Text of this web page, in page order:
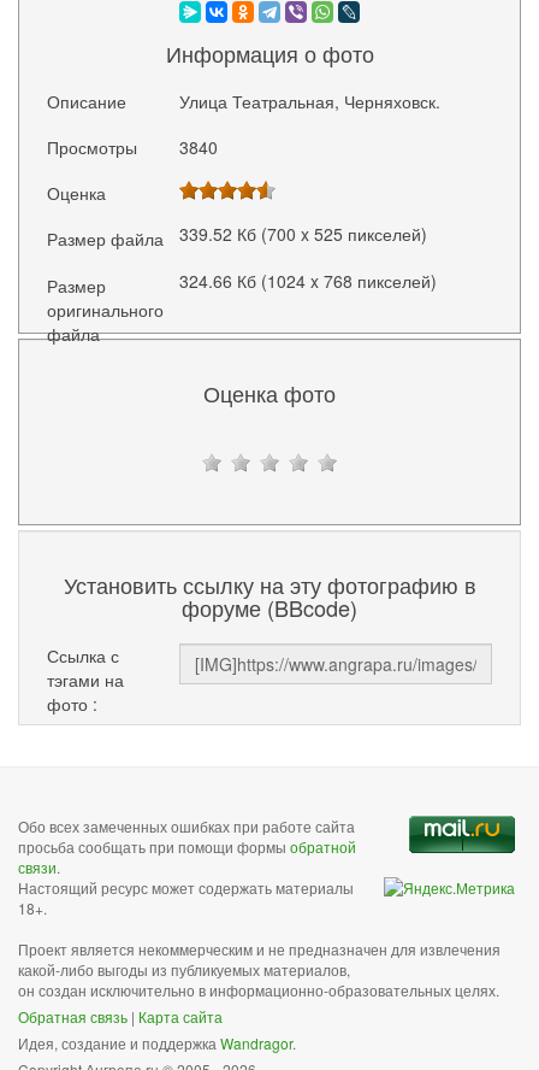
Информация о фото
Описание
Улица Театральная, Черняховск.
Просмотры
3840
Оценка
Размер файла
339.52 Кб (700 x 525 пикселей)
Размер
оригинального
файла
324.66 Кб (1024 x 768 пикселей)
Оценка фото
Установить ссылку на эту фотографию в
форуме (BBcode)
Ссылка с
тэгами на
фото :
Обо всех замеченных ошибках при работе сайта
просьба сообщать при помощи формы обратной
связи.
Настоящий ресурс может содержать материалы
18+.
Проект является некоммерческим и не предназначен для извлечения
какой-либо выгоды из публикуемых материалов,
он создан исключительно в информационно-образовательных целях.
Обратная связь | Карта сайта
Идея, создание и поддержка Wandragor.